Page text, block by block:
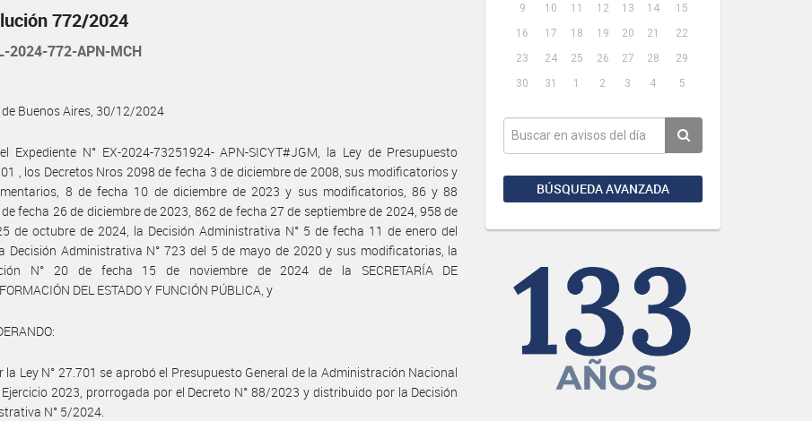
9
10 11 12 13 14
15
16
17 18 19 20 21
22
23
24 25 26 27 28
29
30
31 1 2 3 4 5
BÚSQUEDA AVANZADA
772/2024
2024-772-APN-MCH
Buenos Aires, 30/12/2024
Expediente N° EX-2024-73251924- APN-SICYT#JGM, la Ley de Presupuesto
, los Decretos Nros 2098 de fecha 3 de diciembre de 2008, sus modificatorios y
8 de fecha 10 de diciembre de 2023 y sus modificatorios, 86 y 88
fecha 26 de diciembre de 2023, 862 de fecha 27 de septiembre de 2024, 958 de
de octubre de 2024, la Decisión Administrativa N° 5 de fecha 11 de enero del
Decisión Administrativa N° 723 del 5 de mayo de 2020 y sus modificatorias, la
N° 20 de fecha 15 de noviembre de 2024 de la SECRETARÍA DE
DEL ESTADO Y FUNCIÓN PÚBLICA, y
la Ley N° 27.701 se aprobó el Presupuesto General de la Administración Nacional
2023, prorrogada por el Decreto N° 88/2023 y distribuido por la Decisión
N° 5/2024.